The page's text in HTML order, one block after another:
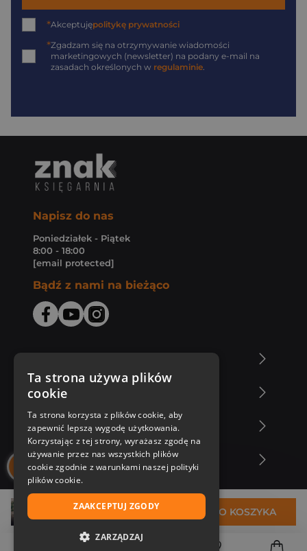
26,99 zł DO KOSZYKA
*Akceptujępolitykę prywatności
*Zgadzam się na otrzymywanie wiadomości
marketingowych (newsletter) na podany e-mail na
zasadach określonych w regulaminie
Napisz do nas
Poniedziałek - Piątek
8:00 - 18:00
[email protected]
Bądź z nami na bieżąco
Zakupy u nas
Nasza oferta
Nasi autorzy
Ta strona używa plików
cookie
Ta strona korzysta z plików cookie, aby
zapewnić lepszą wygodę użytkowania.
Korzystając z tej strony, wyrażasz zgodę na
używanie przez nas wszystkich plików
cookie zgodnie z warunkami naszej polityki
plików cookie.
ZAAKCEPTUJ ZGODY
ZARZĄDZAJ